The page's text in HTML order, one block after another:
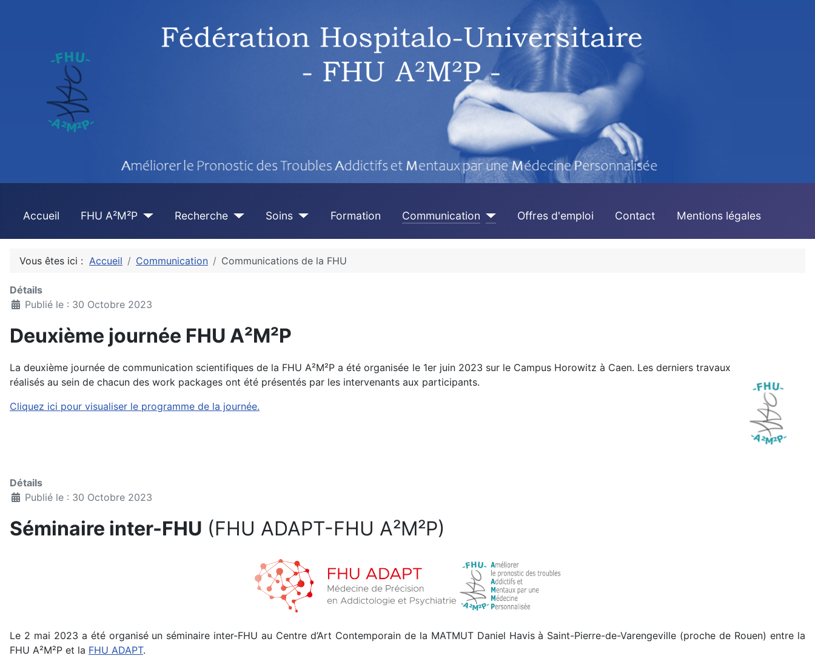
Accueil FHU A²M²P Recherche Soins Formation Communication Offres d'emploi Contact Mentions légales
Vous êtes ici : Accueil Communication Communications de la FHU
Détails
Publié le : 30 Octobre 2023
Deuxième journée FHU A²M²P
La deuxième journée de communication scientifiques de la FHU A²M²P a été organisée le 1er juin 2023 sur le Campus Horowitz à Caen. Les derniers travaux
réalisés au sein de chacun des work packages ont été présentés par les intervenants aux participants.
Cliquez ici pour visualiser le programme de la journée.
Détails
Publié le : 30 Octobre 2023
Séminaire inter-FHU (FHU ADAPT-FHU A²M²P)
Le 2 mai 2023 a été organisé un séminaire inter-FHU au Centre d’Art Contemporain de la MATMUT Daniel Havis à Saint-Pierre-de-Varengeville (proche de Rouen) entre la
FHU A²M²P et la FHU ADAPT.